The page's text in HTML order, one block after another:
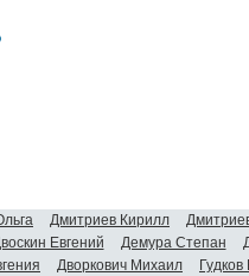
Дмитриев Кирилл
Евгений Демура Степан
Дворкович Михаил